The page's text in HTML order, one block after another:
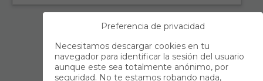
1 2 3 4 ... 7
Preferencia de privacidad
Necesitamos descargar cookies en tu
navegador para identificar la sesión del usuario
aunque este sea totalmente anónimo, por
seguridad. No te estamos robando nada,